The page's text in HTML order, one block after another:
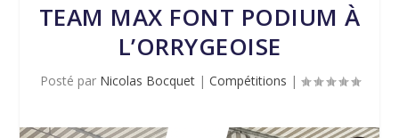
TEAM MAX FONT PODIUM À
L’ORRYGEOISE
Posté par Nicolas Bocquet| Compétitions |